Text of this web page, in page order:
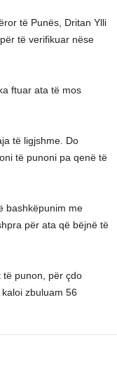
të Punës, Dritan Ylli
të verifikuar nëse
ftuar ata të mos
të ligjshme. Do
të punoni pa qenë të
bashkëpunim me
për ata që bëjnë të
të punon, për çdo
zbuluam 56